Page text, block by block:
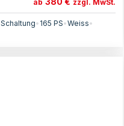
ab zzgl. MwSt.
Schaltung• 165 PS•Weiss•